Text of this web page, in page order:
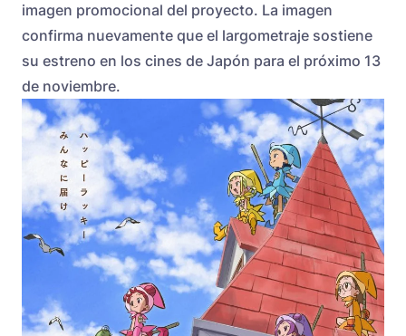
imagen promocional del proyecto. La imagen
confirma nuevamente que el largometraje sostiene
su estreno en los cines de Japón para el próximo 13
de noviembre.